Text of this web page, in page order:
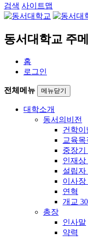
검색 사이트맵
동서대학교 주
홈
로그인
전체메뉴 메뉴닫기
대학소개
동서의비전
건학이
교육목
중장기
인재상
설립자
이사장
연혁
개교
총장
인사말
약력